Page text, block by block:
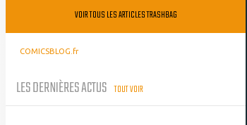
VOIR TOUS LES ARTICLES TRASHBAG
COMICSBLOG.fr
LES DERNIÈRES ACTUS TOUT VOIR